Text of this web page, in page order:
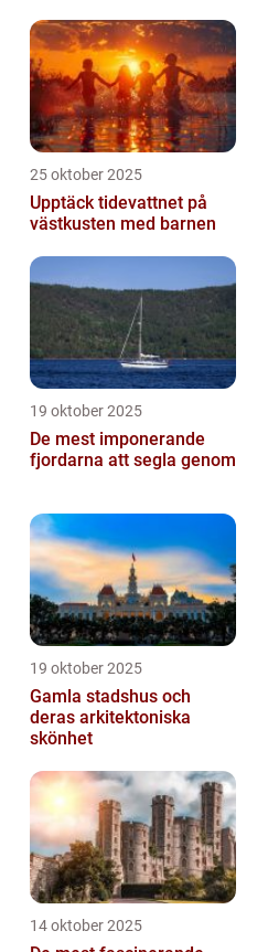
25 oktober 2025
Upptäck tidevattnet på
västkusten med barnen
19 oktober 2025
De mest imponerande
fjordarna att segla genom
19 oktober 2025
Gamla stadshus och
deras arkitektoniska
skönhet
14 oktober 2025